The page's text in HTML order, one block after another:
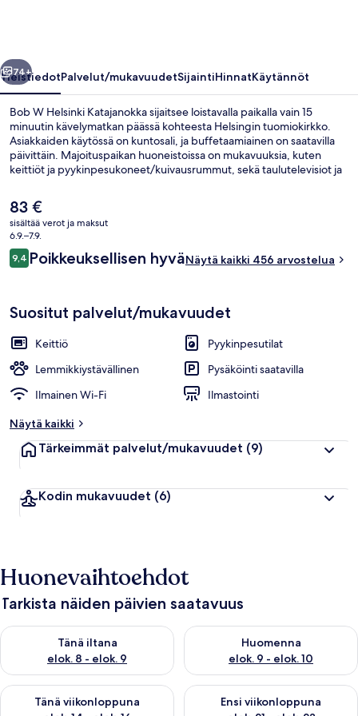
Seuraava
74+
YleistiedotPalvelut/mukavuudetSijaintiHinnatKäytännöt
Bob W Helsinki Katajanokka sijaitsee loistavalla paikalla vain 15
minuutin kävelymatkan päässä kohteesta Helsingin tuomiokirkko.
Asiakkaiden käytössä on kuntosali, ja buffetaamiainen on saatavilla
päivittäin. Majoituspaikan huoneistoissa on mukavuuksia, kuten
keittiöt ja pyykinpesukoneet/kuivausrummut, sekä taulutelevisiot ja
kävelymatkan päässä julkisen liikenteen yhteyksistä:
Kauppiaankadun asema ja Vyökadun raitiovaunupysäkki, Helsinki
sijaitsevat vain muutaman askeleen päässä.
Nykyinen
hinta
on
83 €
83 €
sisältää verot ja maksut
6.9.–7.9.
Arvostelut
9,49,4 kautta 10.
Poikkeuksellisen hyväNäytä kaikki 456 arvostelua
Suositut palvelut/mukavuudet
Keittiö
Pyykinpesutilat
Lemmikkiystävällinen
Pysäköinti saatavilla
Ilmainen Wi-Fi
Ilmastointi
Näytä kaikki
Tärkeimmät palvelut/mukavuudet (9)
Kodin mukavuudet (6)
Huonevaihtoehdot
Tarkista näiden päivien saatavuus
Tänä iltana
elok. 8 - elok. 9
Tarkista tämän illan saatavuus elok. 8 - elok. 9
Huomenna
elok. 9 - elok. 10
Tarkista huomisen saatavuus
Tänä viikonloppuna
Tarkista tämän viikonlopun saatavuus elok. 14 - elok. 16
Ensi viikonloppuna
Tarkista ensi viikonlopun